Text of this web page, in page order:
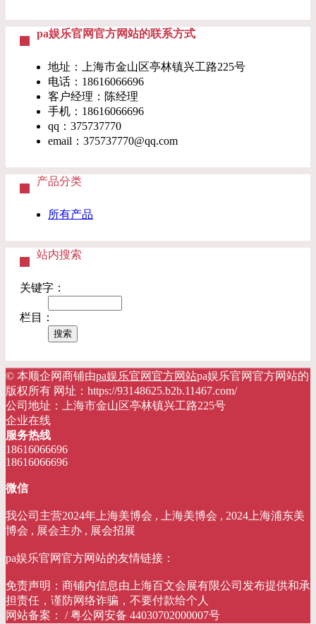
pa娱乐官网官方网站的联系方式
地址：上海市金山区亭林镇兴工路225号
电话：18616066696
客户经理：陈经理
手机：18616066696
qq：375737770
email： 375737770@qq.com
产品分类
所有产品
站内搜索
关键字：
栏目：
© 本顺企网商铺由pa娱乐官网官方网站pa娱乐官网官方网站的
版权所有 网址：https://93148625.b2b.11467.com/
公司地址：上海市金山区亭林镇兴工路225号
企业在线
服务热线
18616066696
18616066696
微信
我公司主营2024年上海美博会 , 上海美博会 , 2024上海浦东美
博会 , 展会主办 , 展会招展
pa娱乐官网官方网站的友情链接：
免责声明：商铺内信息由上海百文会展有限公司发布提供和承
担责任，谨防网络诈骗，不要付款给个人
网站备案： / 粤公网安备 44030702000007号